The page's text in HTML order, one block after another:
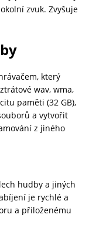
zvuk. Zvyšuje
který
wav, wma,
paměti (32 GB),
a vytvořit
z jiného
hudby a jiných
je rychlé a
a přiloženému